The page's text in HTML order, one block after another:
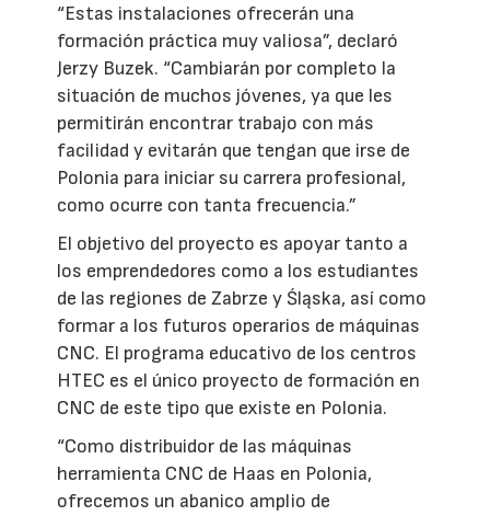
“Estas instalaciones ofrecerán una
formación práctica muy valiosa”, declaró
Jerzy Buzek. “Cambiarán por completo la
situación de muchos jóvenes, ya que les
permitirán encontrar trabajo con más
facilidad y evitarán que tengan que irse de
Polonia para iniciar su carrera profesional,
como ocurre con tanta frecuencia.”
El objetivo del proyecto es apoyar tanto a
los emprendedores como a los estudiantes
de las regiones de Zabrze y Śląska, así como
formar a los futuros operarios de máquinas
CNC. El programa educativo de los centros
HTEC es el único proyecto de formación en
CNC de este tipo que existe en Polonia.
“Como distribuidor de las máquinas
herramienta CNC de Haas en Polonia,
ofrecemos un abanico amplio de